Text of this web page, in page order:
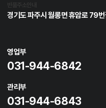
경기도 파주시 월롱면 휴암로 79
영업부
031-944-6842
관리부
031-944-6843